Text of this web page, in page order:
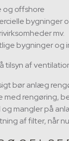
og offshore
bygninger
mv.
bygninger og
tilsyn af
bør anlæg
med rengøring,
mangler på
af filter, når